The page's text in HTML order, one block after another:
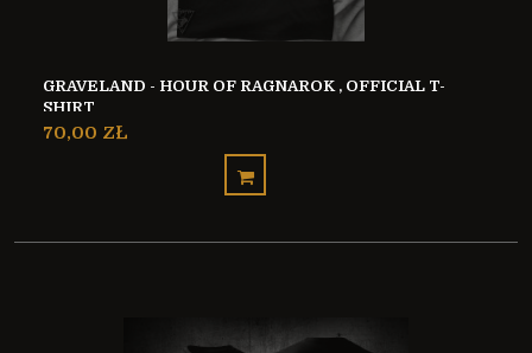
GRAVELAND - HOUR OF RAGNAROK , OFFICIAL T-
SHIRT
70,00 ZŁ